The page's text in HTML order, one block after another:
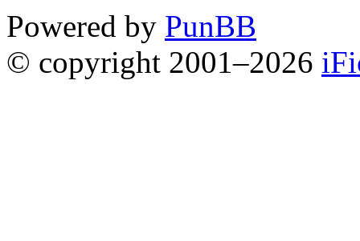
Powered by PunBB
© copyright 2001–2026